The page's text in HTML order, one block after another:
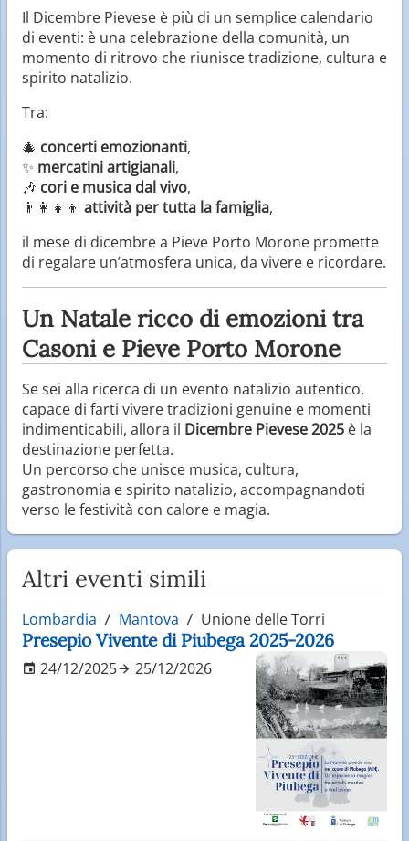
Il Dicembre Pievese è più di un semplice calendario
di eventi: è una celebrazione della comunità, un
momento di ritrovo che riunisce tradizione, cultura e
spirito natalizio.
Tra:
🎄 concerti emozionanti,
✨ mercatini artigianali,
🎶 cori e musica dal vivo,
👨‍👩‍👧‍👦 attività per tutta la famiglia,
il mese di dicembre a Pieve Porto Morone promette
di regalare un’atmosfera unica, da vivere e ricordare.
Un Natale ricco di emozioni tra
Casoni e Pieve Porto Morone
Se sei alla ricerca di un evento natalizio autentico,
capace di farti vivere tradizioni genuine e momenti
indimenticabili, allora il Dicembre Pievese 2025 è la
destinazione perfetta.
Un percorso che unisce musica, cultura,
gastronomia e spirito natalizio, accompagnandoti
verso le festività con calore e magia.
Altri eventi simili
Lombardia Mantova Unione delle Torri
Presepio Vivente di Piubega 2025-2026
24/12/2025 25/12/2026